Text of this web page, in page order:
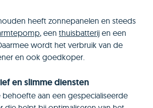
heeft zonnepanelen en steeds
, een thuisbatterij en een
wordt het verbruik van de
en ook goedkoper.
en slimme diensten
aan een gespecialiseerde